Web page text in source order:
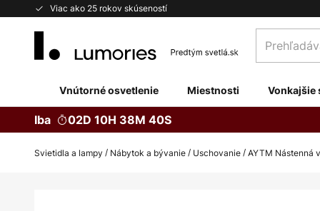
Viac ako 25 rokov skúseností
Skip
obchod
Vnútorné osvetlenie Miestnosti Vonkajšie
Iba 02D 10H 38M 39S
Svietidla a lampy Nábytok a bývanie Uschovanie AYTM Nástenná